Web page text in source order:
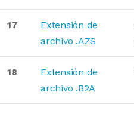
17
Extensión de
archivo .AZS
18
Extensión de
archivo .B2A